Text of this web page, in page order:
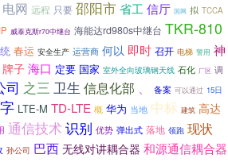
电网 远程 只要 邵阳市省工 信厅 国网 拟 TCCA
威泰克斯r70中继台 海能达rd980s中继台 TKR-810
春运 安全生产 运营商 何以 即时 召开 电梯 警用 神
牌子 海口 定要 国家 室外全向玻璃钢天线 石化 厂区 调
司 之三 卫生 信息化部 、 备案 可以通过 15日
LTE-M TD-LTE 概 华为 当地 中标 建筑 高达
通信技术识别 优势 弹出式 落地 领跑 现状
孙公司 巴西无线对讲耦合器 和源通信耦合器